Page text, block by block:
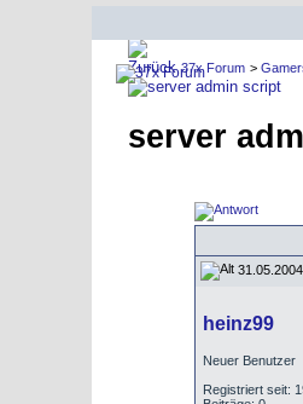
37x Forum >
server
heinz99
Neuer Benutzer
Registriert seit: